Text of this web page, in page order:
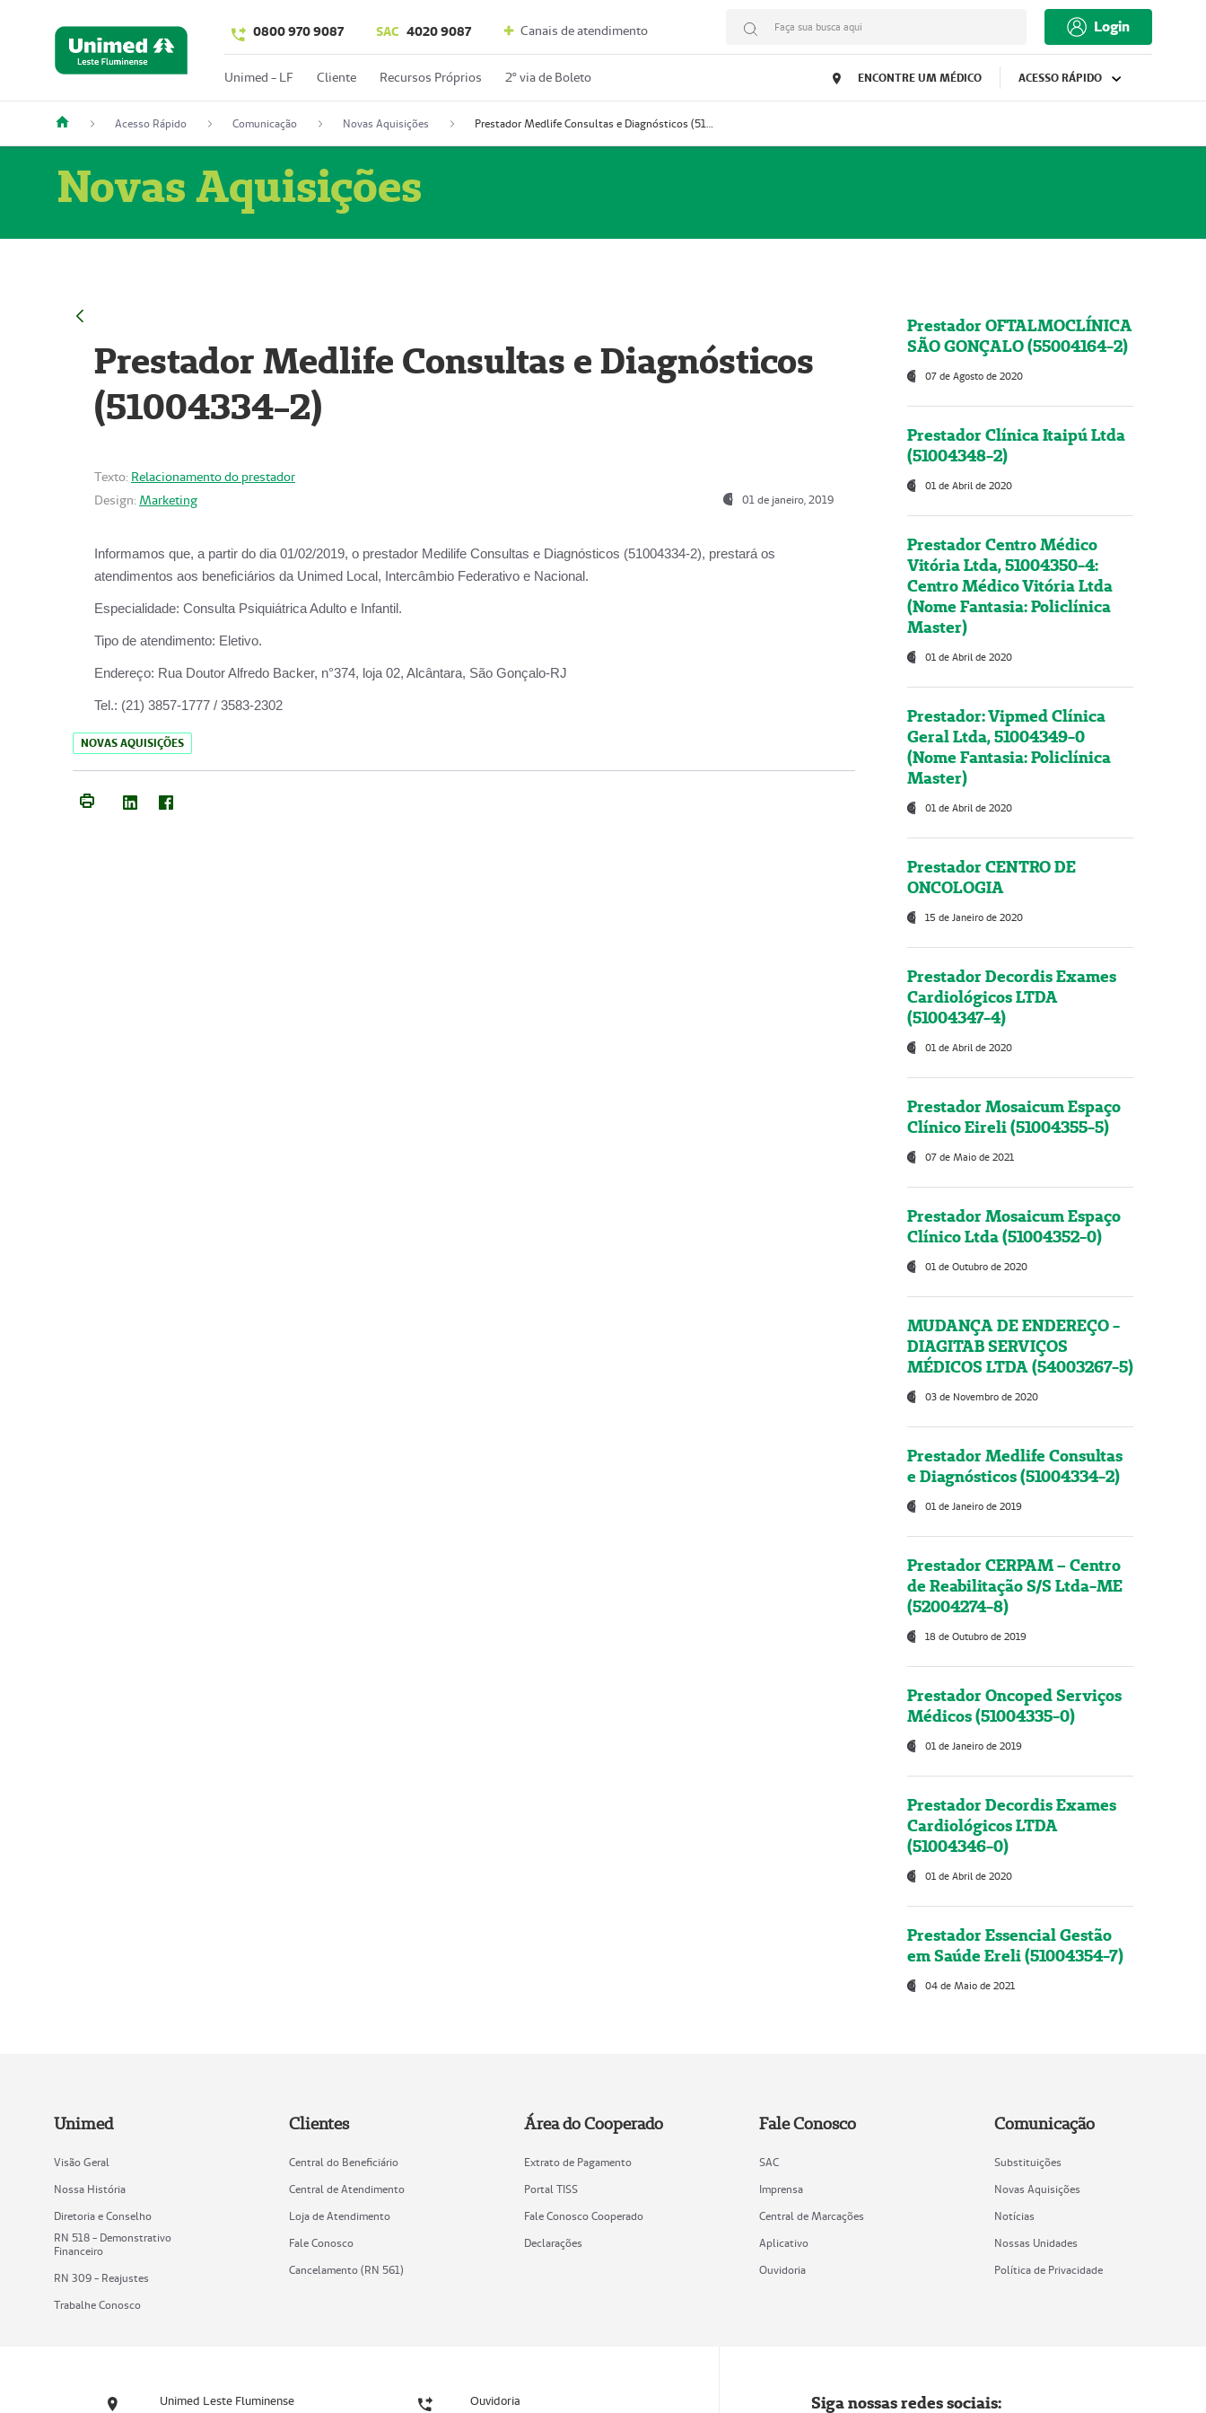
0800 970 9087 SAC 4020 9087 Canais de atendimento Faça sua busca aqui Login
Unimed - LF Cliente Recursos Próprios 2º via de Boleto ENCONTRE UM MÉDICO ACESSO RÁPIDO
Acesso Rápido Comunicação Novas Aquisições Prestador Medlife Consultas e Diagnósticos (51004334-2)
Novas Aquisições
Prestador Medlife Consultas e Diagnósticos
(51004334-2)
Texto: Relacionamento do prestador
Design: Marketing 01 de janeiro, 2019
Informamos que, a partir do dia 01/02/2019, o prestador Medilife Consultas e Diagnósticos (51004334-2), prestará os
atendimentos aos beneficiários da Unimed Local, Intercâmbio Federativo e Nacional.
Especialidade: Consulta Psiquiátrica Adulto e Infantil.
Tipo de atendimento: Eletivo.
Endereço: Rua Doutor Alfredo Backer, n°374, loja 02, Alcântara, São Gonçalo-RJ
Tel.: (21) 3857-1777 / 3583-2302
NOVAS AQUISIÇÕES
Prestador OFTALMOCLÍNICA
SÃO GONÇALO (55004164-2)
07 de Agosto de 2020
Prestador Clínica Itaipú Ltda
(51004348-2)
01 de Abril de 2020
Prestador Centro Médico
Vitória Ltda, 51004350-4:
Centro Médico Vitória Ltda
(Nome Fantasia: Policlínica
Master)
01 de Abril de 2020
Prestador: Vipmed Clínica
Geral Ltda, 51004349-0
(Nome Fantasia: Policlínica
Master)
01 de Abril de 2020
Prestador CENTRO DE
ONCOLOGIA
15 de Janeiro de 2020
Prestador Decordis Exames
Cardiológicos LTDA
(51004347-4)
01 de Abril de 2020
Prestador Mosaicum Espaço
Clínico Eireli (51004355-5)
07 de Maio de 2021
Prestador Mosaicum Espaço
Clínico Ltda (51004352-0)
01 de Outubro de 2020
MUDANÇA DE ENDEREÇO -
DIAGITAB SERVIÇOS
MÉDICOS LTDA (54003267-5)
03 de Novembro de 2020
Prestador Medlife Consultas
e Diagnósticos (51004334-2)
01 de Janeiro de 2019
Prestador CERPAM – Centro
de Reabilitação S/S Ltda-ME
(52004274-8)
18 de Outubro de 2019
Prestador Oncoped Serviços
Médicos (51004335-0)
01 de Janeiro de 2019
Prestador Decordis Exames
Cardiológicos LTDA
(51004346-0)
01 de Abril de 2020
Prestador Essencial Gestão
em Saúde Ereli (51004354-7)
04 de Maio de 2021
Unimed
Visão Geral
Nossa História
Diretoria e Conselho
RN 518 - Demonstrativo
Financeiro
RN 309 - Reajustes
Trabalhe Conosco
Clientes
Central do Beneficiário
Central de Atendimento
Loja de Atendimento
Fale Conosco
Cancelamento (RN 561)
Área do Cooperado
Extrato de Pagamento
Portal TISS
Fale Conosco Cooperado
Declarações
Fale Conosco
SAC
Imprensa
Central de Marcações
Aplicativo
Ouvidoria
Comunicação
Substituições
Novas Aquisições
Notícias
Nossas Unidades
Política de Privacidade
Unimed Leste Fluminense Ouvidoria Siga nossas redes sociais: